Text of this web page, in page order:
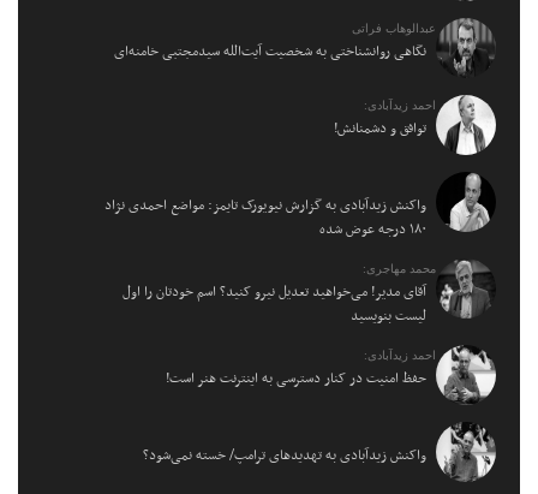
عبدالوهاب فراتی
نگاهی روانشناختی به شخصیت آیت‌الله سیدمجتبی خامنه‌ای
احمد زیدآبادی:
توافق و دشمنانش!
واکنش زیدآبادی به گزارش نیویورک تایمز: مواضع احمدی نژاد
۱۸۰ درجه عوض شده
محمد مهاجری:
آقای مدیر! می‌خواهید تعدیل نیرو کنید؟ اسم خودتان را اول
لیست بنویسید
احمد زیدآبادی:
حفظ امنیت در کنار دسترسی به اینترنت هنر است!
واکنش زیدآبادی به تهدیدهای ترامپ/ خسته نمی‌شود؟